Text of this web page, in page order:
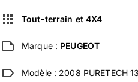
Tout-terrain et 4X4
Marque : PEUGEOT
Modèle : 2008 PURETECH